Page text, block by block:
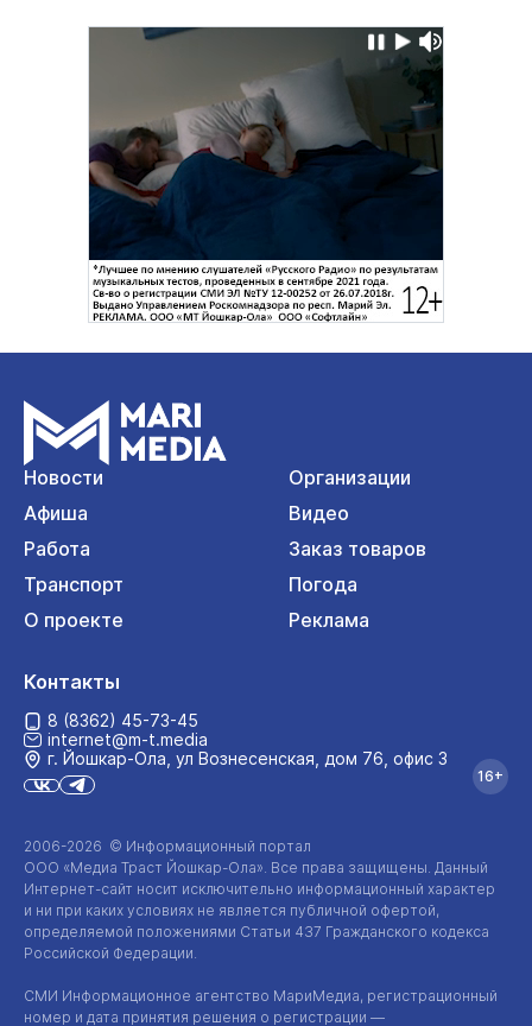
Новости
Организации
Афиша
Видео
Работа
Заказ товаров
Транспорт
Погода
О проекте
Реклама
2006-2026 © Информационный портал
ООО «Медиа Траст Йошкар-Ола». Все права защищены. Данный
Интернет-сайт носит исключительно информационный характер
и ни при каких условиях не является публичной офертой,
определяемой положениями Статьи 437 Гражданского кодекса
Российской Федерации.
СМИ Информационное агентство МариМедиа, регистрационный
номер и дата принятия решения о регистрации —
Контакты
8 (8362) 45-73-45
internet@m-t.media
г. Йошкар‑Ола, ул Вознесенская, дом 76, офис 3
16+